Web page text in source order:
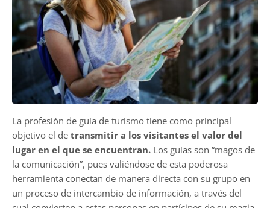
La profesión de guía de turismo tiene como principal
objetivo el de transmitir a los visitantes el valor del
lugar en el que se encuentran. Los guías son “magos de
la comunicación”, pues valiéndose de esta poderosa
herramienta conectan de manera directa con su grupo en
un proceso de intercambio de información, a través del